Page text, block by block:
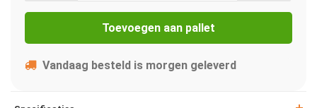
Toevoegen aan pallet
Vandaag besteld is morgen geleverd